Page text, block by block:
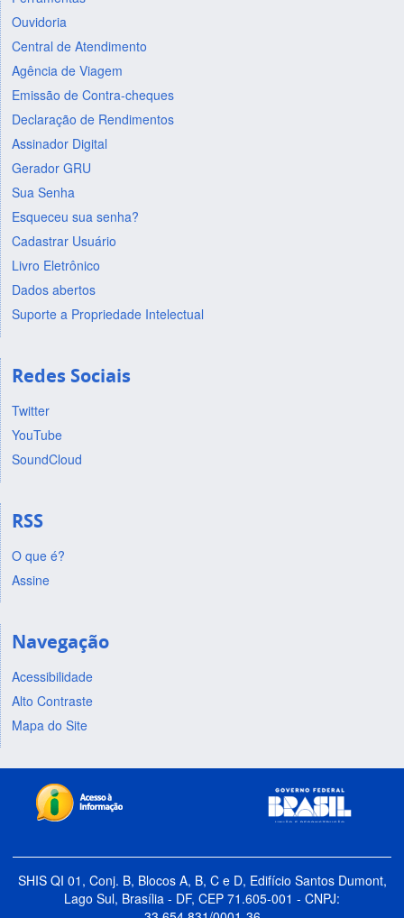
Ouvidoria
Central de Atendimento
Agência de Viagem
Emissão de Contra-cheques
Declaração de Rendimentos
Assinador Digital
Gerador GRU
Sua Senha
Esqueceu sua senha?
Cadastrar Usuário
Livro Eletrônico
Dados abertos
Suporte a Propriedade Intelectual
Redes Sociais
Twitter
YouTube
SoundCloud
RSS
O que é?
Assine
Navegação
Acessibilidade
Alto Contraste
Mapa do Site
SHIS QI 01, Conj. B, Blocos A, B, C e D, Edifício Santos Dumont,
Lago Sul, Brasília - DF, CEP 71.605-001 - CNPJ: